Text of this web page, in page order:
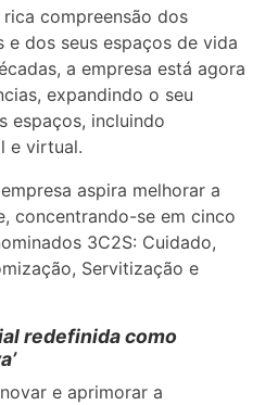
compreensão dos
e dos seus espaços de vida
a empresa está agora
expandindo o seu
espaços, incluindo
e virtual.
aspira melhorar a
concentrando-se em cinco
3C2S: Cuidado,
Servitização e
redefinida como
e aprimorar a